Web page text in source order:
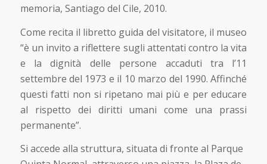
memoria, Santiago del Cile, 2010.
Come recita il libretto guida del visitatore, il museo
“è un invito a riflettere sugli attentati contro la vita
e la dignità delle persone accaduti tra l’11
settembre del 1973 e il 10 marzo del 1990. Affinché
questi fatti non si ripetano mai più e per educare
al rispetto dei diritti umani come una prassi
permanente”.
Si accede alla struttura, situata di fronte al Parque